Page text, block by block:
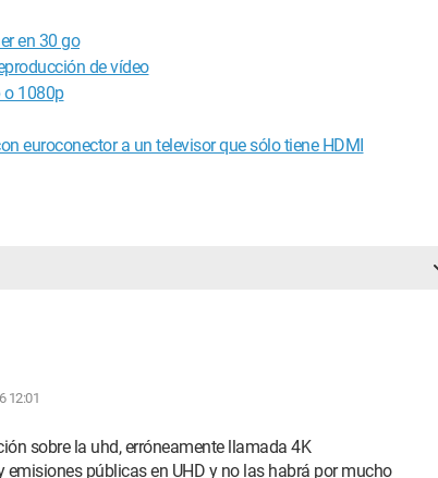
en 30 go
de vídeo
o 1080p
euroconector a un televisor que sólo tiene HDMI
12:01
sobre la uhd, erróneamente llamada 4K
emisiones públicas en UHD y no las habrá por mucho